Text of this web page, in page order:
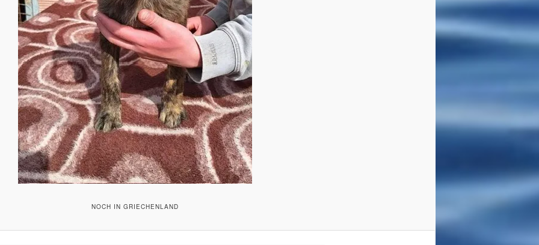
NOCH IN GRIECHENLAND